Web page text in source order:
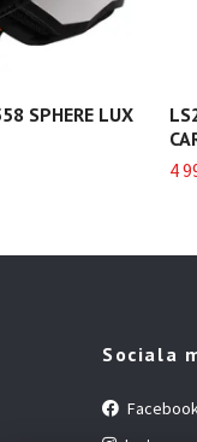
SPHERE LUX
4
Sociala